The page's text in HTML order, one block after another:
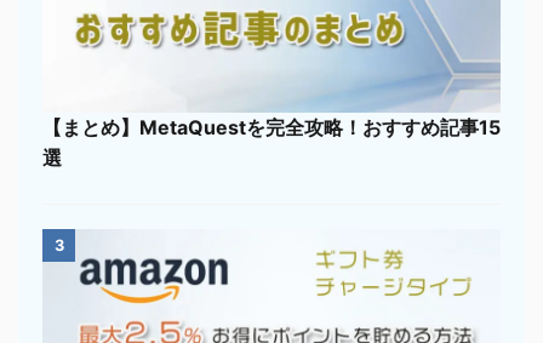
【まとめ】MetaQuestを完全攻略！おすすめ記事15
選
3